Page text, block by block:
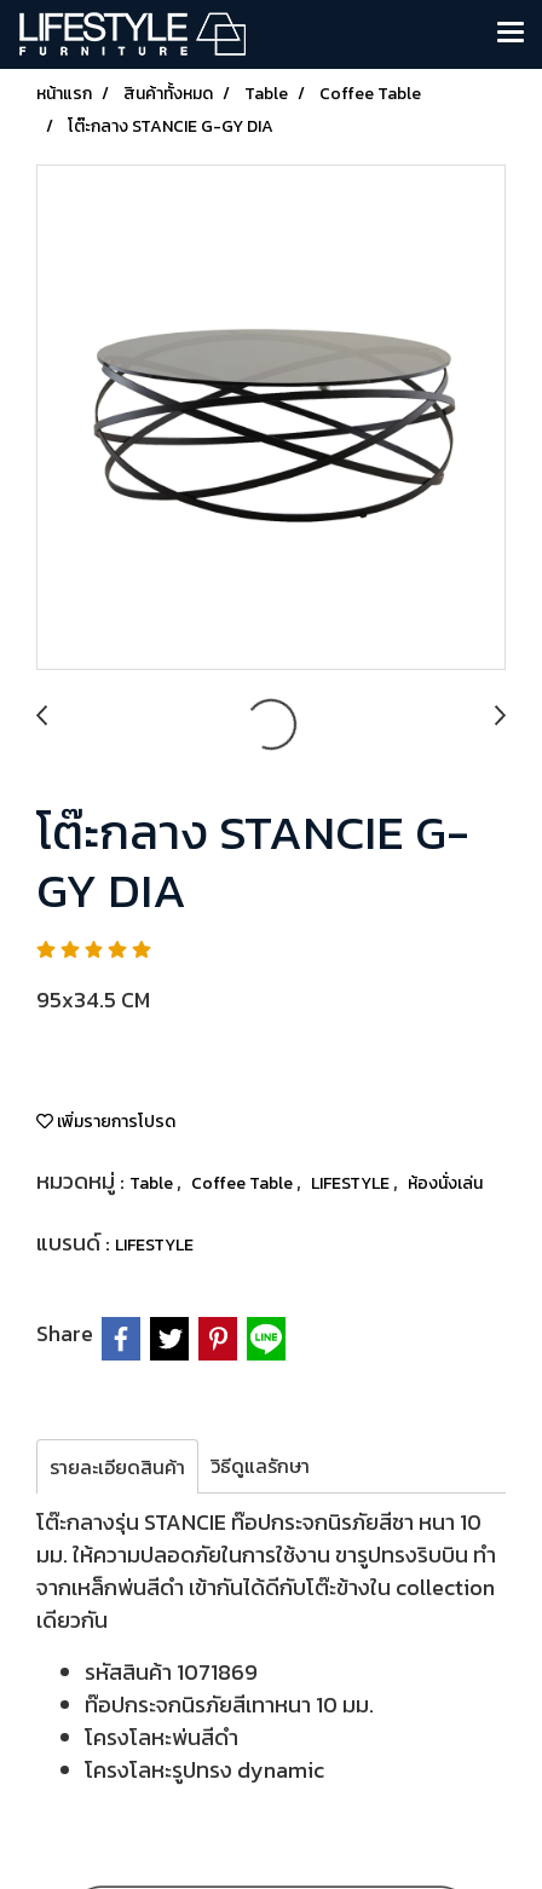
หน้าแรก สินค้าทั้งหมด Table
Coffee Table
โต๊ะกลาง STANCIE G-GY DIA
โต๊ะกลาง STANCIE G-
GY DIA
95x34.5 CM
เพิ่มรายการโปรด
หมวดหมู่ : Table, Coffee Table, LIFESTYLE, ห้องนั่งเล่น
แบรนด์ : LIFESTYLE
Share
รายละเอียดสินค้า วิธีดูแลรักษา
โต๊ะกลางรุ่น STANCIE ท๊อปกระจกนิรภัยสีชา หนา 10
มม. ให้ความปลอดภัยในการใช้งาน ขารูปทรงริบบิน ทำ
จากเหล็กพ่นสีดำ เข้ากันได้ดีกับโต๊ะข้างใน collection
เดียวกัน
รหัสสินค้า 1071869
ท๊อปกระจกนิรภัยสีเทาหนา 10 มม.
โครงโลหะพ่นสีดำ
โครงโลหะรูปทรง dynamic